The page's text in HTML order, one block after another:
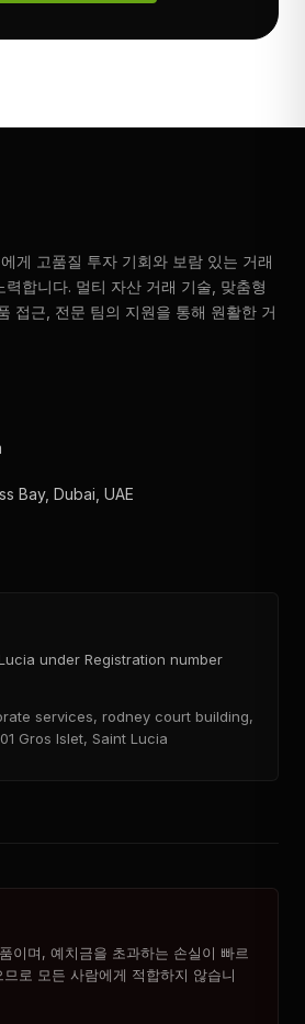
게 고품질 투자 기회와 보람 있는 거래
합니다. 멀티 자산 거래 기술, 맞춤형
접근, 전문 팀의 지원을 통해 원활한 거
Bay, Dubai, UAE
under Registration number
services, rodney court building,
Gros Islet, Saint Lucia
이며, 예치금을 초과하는 손실이 빠르
로 모든 사람에게 적합하지 않습니